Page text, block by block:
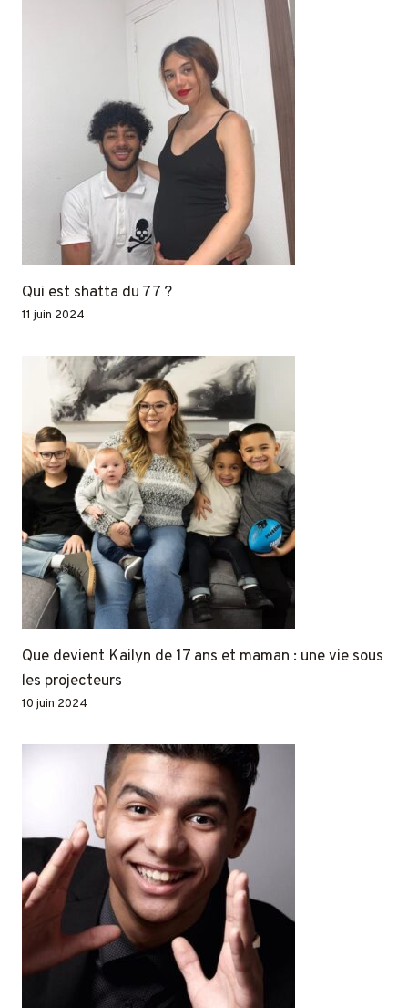
Qui est shatta du 77 ?
11 juin 2024
Que devient Kailyn de 17 ans et maman : une vie sous
les projecteurs
10 juin 2024